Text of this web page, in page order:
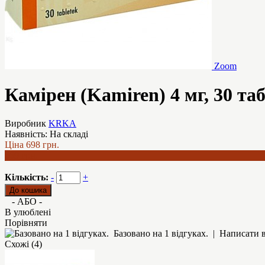
Zoom
Камірен (Kamiren) 4 мг, 30
Виробник KRKA
Наявність: На складі
Ціна 698 грн.
Кількість: - +
- АБО -
В улюблені
Порівняти
Базовано на 1 відгуках. | Написати
Схожі (4)